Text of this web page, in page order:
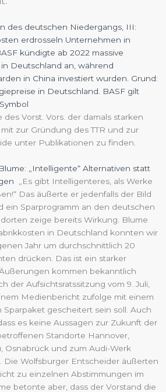
des deutschen Niedergangs, III:
erdrosseln Unternehmen in
kündigte ab 2022 massive
Deutschland an, während
in China investiert wurden. Grund:
in Deutschland. BASF gilt
des Vorst. Vors. der damals starken
zur Gründung des TTR und zur
unter Publikationen zu finden.
„Intelligente“ Alternativen statt
„Es gibt Intelligenteres, als Werke
Das äußerte er jedenfalls der Bild
ein Sparprogramm an den deutschen
zeige bereits Wirkung. Blume
in Deutschland konnten wir
Jahr um durchschnittlich 20
drücken. Das ist ein starker
kommen bekanntlich
der Aufsichtsratssitzung vom 9. Juli,
Medienbericht zufolge mit einem
gescheitert sein soll. Auch
es keine Aussagen zur Zukunft der
Standorte Hannover,
Osnabrück und zum Audi-Werk
Die Wolfsburger Entscheider äußerten
zu einzelnen Abstimmungen im
betonte aber, dass der Vorstand die